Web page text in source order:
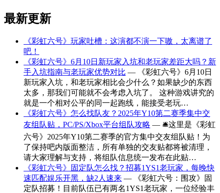
最新更新
《彩虹六号》玩家吐槽：这演都不演一下嗷，太离谱了
吧！
《彩虹六号》6月10日新玩家入坑和老玩家差距大吗？新
手入坑指南与老玩家优势对比 — 《彩虹六号》6月10日
新玩家入坑，和老玩家相比会少什么？如果缺少的东西
太多，那我们可能就不会考虑入坑了。 这种游戏讲究的
就是一个相对公平的同一起跑线，能接受老玩…
《彩虹六号》怎么找队友？2025年Y10第二赛季集中交
友组队贴，PC/PS/Xbox平台组队攻略 — 🛎这里是《彩虹
六号》2025年Y10第二赛季的官方集中交友组队贴！为
了保持吧内版面整洁，所有单独的交友贴都将被清理，
请大家理解与支持，将组队信息统一发布在此贴…
《彩虹六号》固定队怎么找？招募1YS1老玩家，每晚快
速匹配娱乐开黑，缺2人速来 — 《彩虹六号：围攻》固
定队招募！目前队伍已有两名1YS1老玩家，一位经验丰